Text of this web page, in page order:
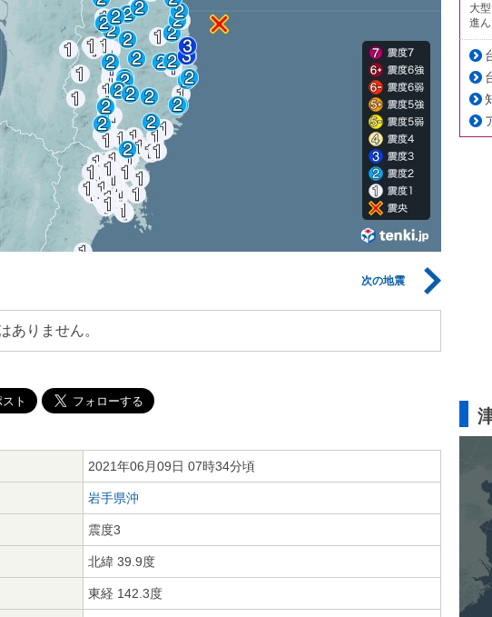
次の地震
ありません。
2021年06月09日 07時34分頃
岩手県沖
震度3
北緯 39.9度
東経 142.3度
大
進